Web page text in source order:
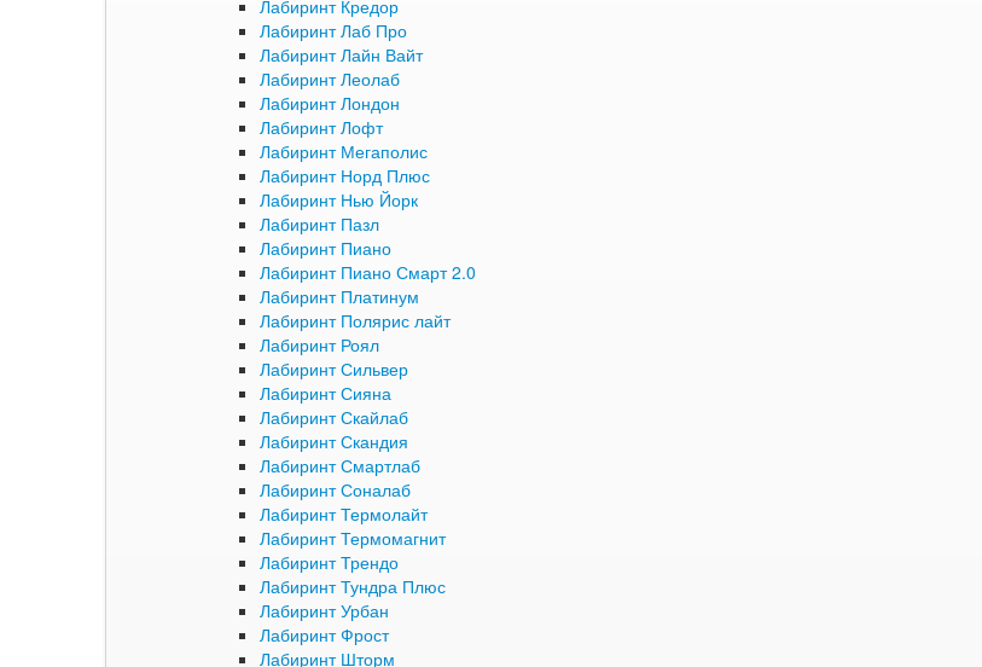
Лабиринт Кредор
Лабиринт Лаб Про
Лабиринт Лайн Вайт
Лабиринт Леолаб
Лабиринт Лондон
Лабиринт Лофт
Лабиринт Мегаполис
Лабиринт Норд Плюс
Лабиринт Нью Йорк
Лабиринт Пазл
Лабиринт Пиано
Лабиринт Пиано Смарт 2.0
Лабиринт Платинум
Лабиринт Полярис лайт
Лабиринт Роял
Лабиринт Сильвер
Лабиринт Сияна
Лабиринт Скайлаб
Лабиринт Скандия
Лабиринт Смартлаб
Лабиринт Соналаб
Лабиринт Термолайт
Лабиринт Термомагнит
Лабиринт Трендо
Лабиринт Тундра Плюс
Лабиринт Урбан
Лабиринт Фрост
Лабиринт Шторм